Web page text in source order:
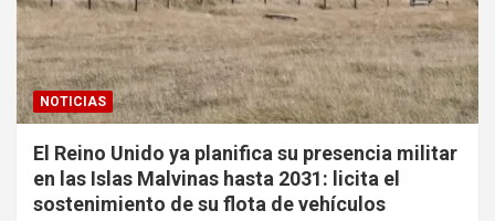
NOTICIAS
El Reino Unido ya planifica su presencia militar
en las Islas Malvinas hasta 2031: licita el
sostenimiento de su flota de vehículos